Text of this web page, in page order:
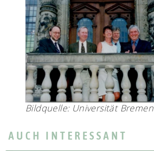
Bildquelle: Universität Bremen
AUCH INTERESSANT